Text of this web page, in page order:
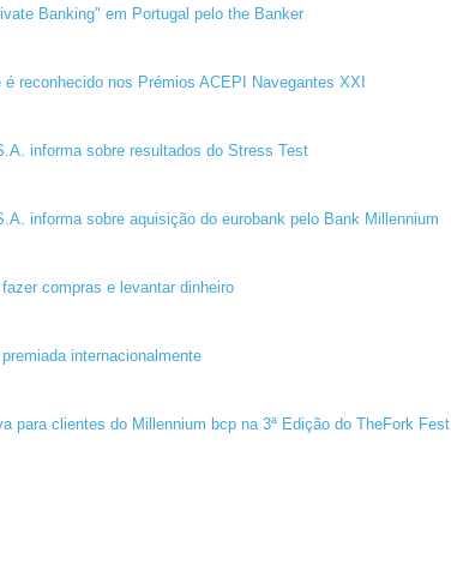
Banking" em Portugal pelo the Banker
reconhecido nos Prémios ACEPI Navegantes XXI
informa sobre resultados do Stress Test
informa sobre aquisição do eurobank pelo Bank Millennium
compras e levantar dinheiro
internacionalmente
para clientes do Millennium bcp na 3ª Edição do TheFork Fest